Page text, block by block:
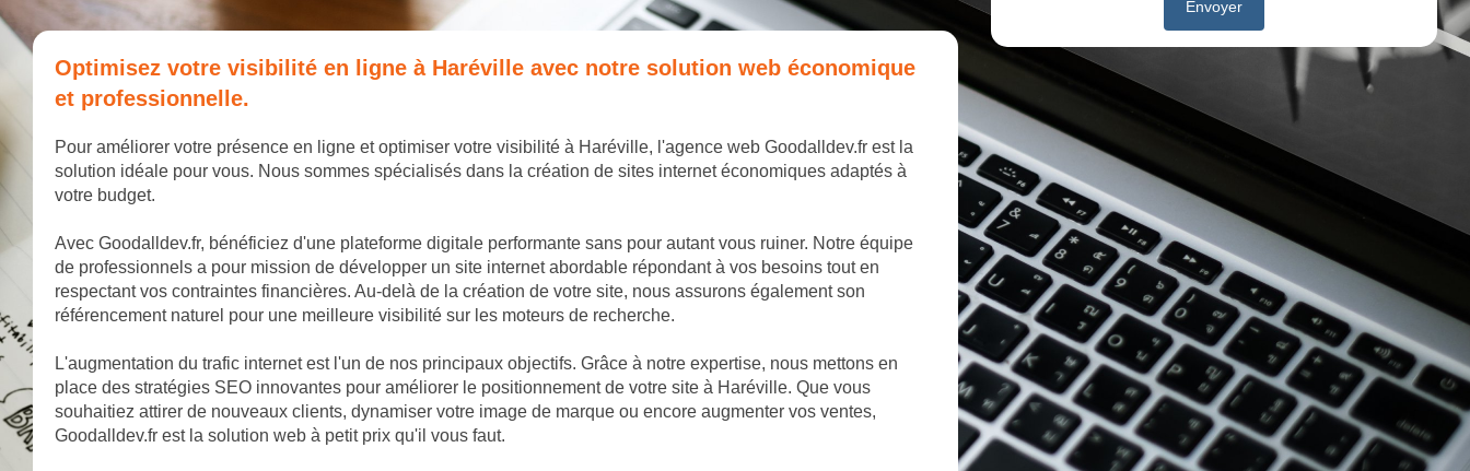
Optimisez votre visibilité en ligne à Haréville avec notre solution web économique
et professionnelle.
Pour améliorer votre présence en ligne et optimiser votre visibilité à Haréville, l'agence web Goodalldev.fr est la
solution idéale pour vous. Nous sommes spécialisés dans la création de sites internet économiques adaptés à
votre budget.
Avec Goodalldev.fr, bénéficiez d'une plateforme digitale performante sans pour autant vous ruiner. Notre équipe
de professionnels a pour mission de développer un site internet abordable répondant à vos besoins tout en
respectant vos contraintes financières. Au-delà de la création de votre site, nous assurons également son
référencement naturel pour une meilleure visibilité sur les moteurs de recherche.
L'augmentation du trafic internet est l'un de nos principaux objectifs. Grâce à notre expertise, nous mettons en
place des stratégies SEO innovantes pour améliorer le positionnement de votre site à Haréville. Que vous
souhaitiez attirer de nouveaux clients, dynamiser votre image de marque ou encore augmenter vos ventes,
Goodalldev.fr est la solution web à petit prix qu'il vous faut.